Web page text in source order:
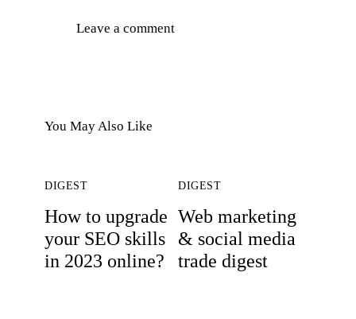
You May Also Like
DIGEST
How to upgrade
your SEO skills
in 2023 online?
DIGEST
Web marketing
& social media
trade digest